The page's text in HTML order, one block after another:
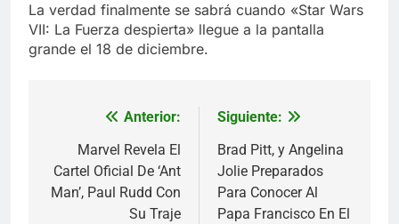
La verdad finalmente se sabrá cuando «Star Wars
VII: La Fuerza despierta» llegue a la pantalla
grande el 18 de diciembre.
Navegación
entradas
Anterior:
Marvel Revela El
Cartel Oficial De ‘Ant
Man’, Paul Rudd Con
Su Traje
Siguiente:
Brad Pitt, y Angelina
Jolie Preparados
Para Conocer Al
Papa Francisco En El